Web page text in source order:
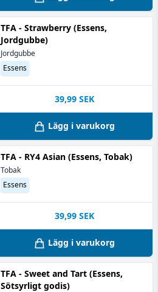
TFA - Strawberry (Essens,
Jordgubbe)
Jordgubbe
Essens
39,99 SEK
Lägg i varukorg
TFA - RY4 Asian (Essens, Tobak)
Tobak
Essens
39,99 SEK
Lägg i varukorg
TFA - Sweet and Tart (Essens,
Sötsyrligt godis)